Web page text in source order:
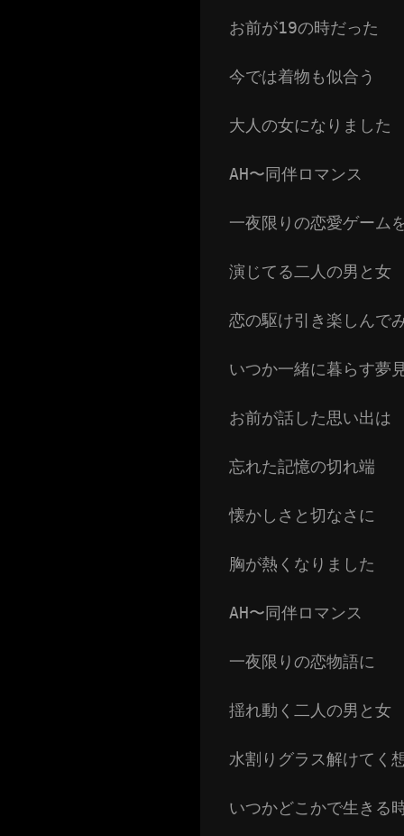
お前が19の時だった
今では着物も似合う
大人の女になりました
AH〜同伴ロマンス
一夜限りの恋愛ゲーム
演じてる二人の男と女
恋の駆け引き楽しんで
いつか一緒に暮らす夢
お前が話した思い出は
忘れた記憶の切れ端
懐かしさと切なさに
胸が熱くなりました
AH〜同伴ロマンス
一夜限りの恋物語に
揺れ動く二人の男と女
水割りグラス解けてく
いつかどこかで生きる